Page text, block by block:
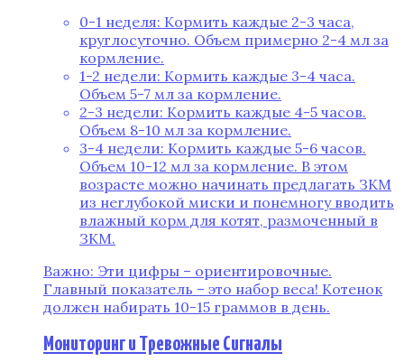
0-1 неделя: Кормить каждые 2-3 часа,
круглосуточно. Объем примерно 2-4 мл за
кормление.
1-2 недели: Кормить каждые 3-4 часа.
Объем 5-7 мл за кормление.
2-3 недели: Кормить каждые 4-5 часов.
Объем 8-10 мл за кормление.
3-4 недели: Кормить каждые 5-6 часов.
Объем 10-12 мл за кормление. В этом
возрасте можно начинать предлагать ЗКМ
из неглубокой миски и понемногу вводить
влажный корм для котят, размоченный в
ЗКМ.
Важно: Эти цифры – ориентировочные.
Главный показатель – это набор веса! Котенок
должен набирать 10-15 граммов в день.
Мониторинг и Тревожные Сигналы